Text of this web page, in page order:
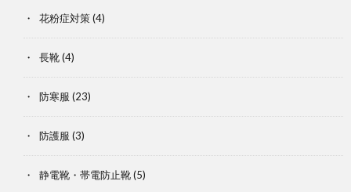
花粉症対策(4)
長靴(4)
防寒服 (23)
防護服 (3)
静電靴・帯電防止靴(5)